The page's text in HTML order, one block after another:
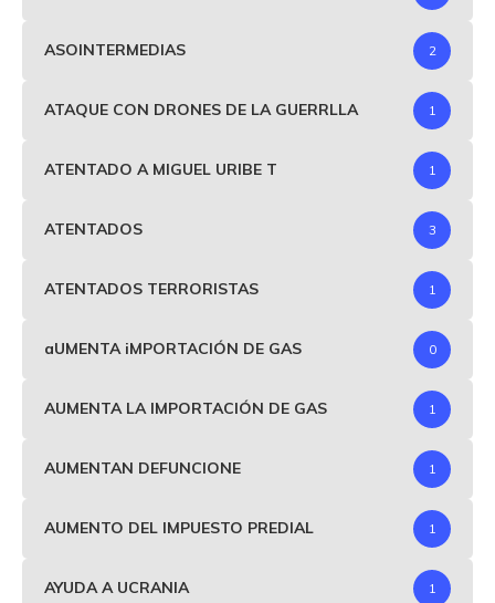
ASOINTERMEDIAS 2
ATAQUE CON DRONES DE LA GUERRLLA 1
ATENTADO A MIGUEL URIBE T 1
ATENTADOS 3
ATENTADOS TERRORISTAS 1
aUMENTA iMPORTACIÓN DE GAS 0
AUMENTA LA IMPORTACIÓN DE GAS 1
AUMENTAN DEFUNCIONE 1
AUMENTO DEL IMPUESTO PREDIAL 1
AYUDA A UCRANIA 1